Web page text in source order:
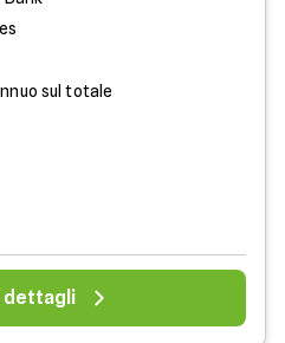
sul totale
dettagli